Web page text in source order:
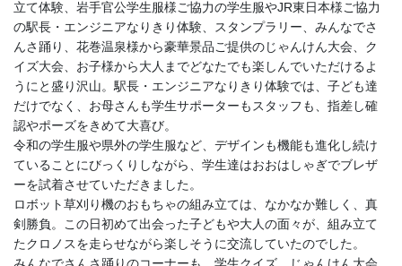
立て体験、岩手官公学生服様ご協力の学生服やJR東日本様ご協力
の駅長・エンジニアなりきり体験、スタンプラリー、みんなでさ
んさ踊り、花巻温泉様から豪華景品ご提供のじゃんけん大会、ク
イズ大会、お子様から大人までどなたでも楽しんでいただけるよ
うにと盛り沢山。駅長・エンジニアなりきり体験では、子ども達
だけでなく、お母さんも学生サポーターもスタッフも、指差し確
認やポーズをきめて大喜び。
令和の学生服や県外の学生服など、デザインも機能も進化し続け
ていることにびっくりしながら、学生達はおおはしゃぎでブレザ
ーを試着させていただきました。
ロボット草刈り機のおもちゃの組み立ては、なかなか難しく、真
剣勝負。この日初めて出会った子どもや大人の面々が、組み立て
たクロノスを走らせながら楽しそうに交流していたのでした。